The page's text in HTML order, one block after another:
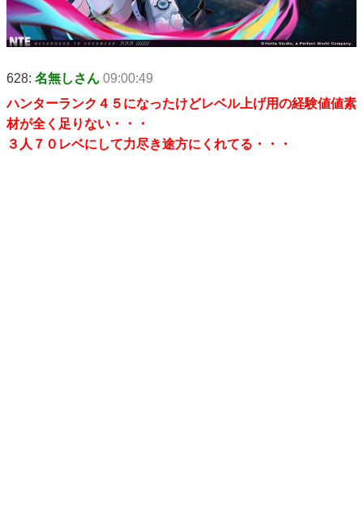
628: 名無しさん 09:00:49
ハンターランク４５になったけどレベル上げ用の経験値値素
材が全く足りない・・・
３人７０レベにして力尽き途方にくれてる・・・